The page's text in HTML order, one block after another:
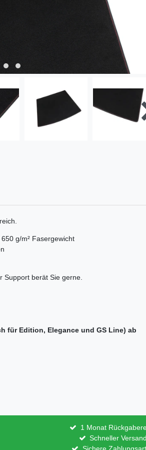
g/m² Fasergewicht
Support berät Sie gerne.
für Edition, Elegance und GS Line) ab
1 Monat
Schneller Versand